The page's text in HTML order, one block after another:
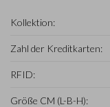
Kollektion:
Zahl der Kreditkarten:
RFID:
Größe CM (L-B-H):